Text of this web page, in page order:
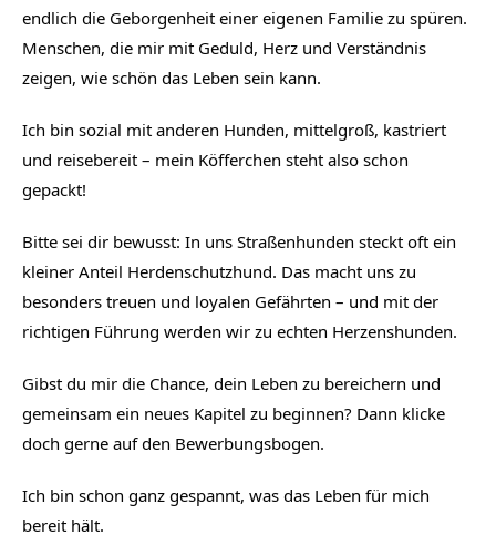
endlich die Geborgenheit einer eigenen Familie zu spüren.
Menschen, die mir mit Geduld, Herz und Verständnis
zeigen, wie schön das Leben sein kann.
Ich bin sozial mit anderen Hunden, mittelgroß, kastriert
und reisebereit – mein Köfferchen steht also schon
gepackt!
Bitte sei dir bewusst: In uns Straßenhunden steckt oft ein
kleiner Anteil Herdenschutzhund. Das macht uns zu
besonders treuen und loyalen Gefährten – und mit der
richtigen Führung werden wir zu echten Herzenshunden.
Gibst du mir die Chance, dein Leben zu bereichern und
gemeinsam ein neues Kapitel zu beginnen? Dann klicke
doch gerne auf den Bewerbungsbogen.
Ich bin schon ganz gespannt, was das Leben für mich
bereit hält.